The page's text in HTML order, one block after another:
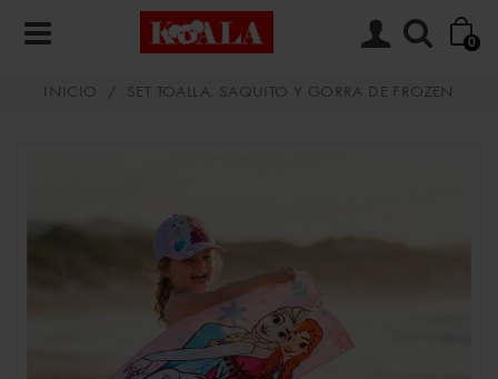
0
INICIO / SET TOALLA, SAQUITO Y GORRA DE FROZEN